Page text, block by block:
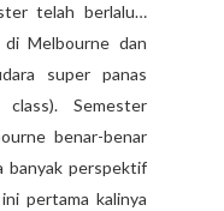
telah berlalu…
di Melbourne dan
super panas
Semester
benar-benar
banyak perspektif
pertama kalinya